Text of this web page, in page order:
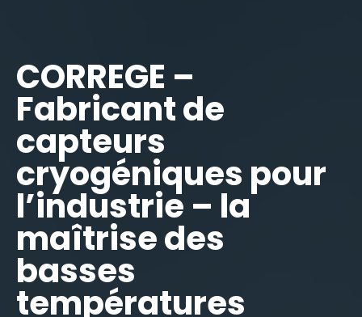
CORREGE –
Fabricant de
capteurs
cryogéniques pour
l’industrie – la
maîtrise des
basses
températures